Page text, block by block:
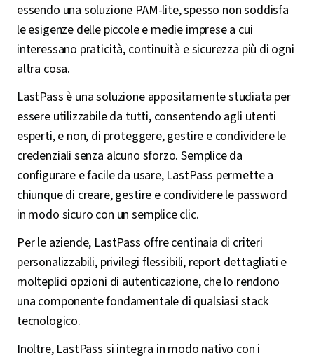
essendo una soluzione PAM-lite, spesso non soddisfa
le esigenze delle piccole e medie imprese a cui
interessano praticità, continuità e sicurezza più di ogni
altra cosa.
LastPass è una soluzione appositamente studiata per
essere utilizzabile da tutti, consentendo agli utenti
esperti, e non, di proteggere, gestire e condividere le
credenziali senza alcuno sforzo. Semplice da
configurare e facile da usare, LastPass permette a
chiunque di creare, gestire e condividere le password
in modo sicuro con un semplice clic.
Per le aziende, LastPass offre centinaia di criteri
personalizzabili, privilegi flessibili, report dettagliati e
molteplici opzioni di autenticazione, che lo rendono
una componente fondamentale di qualsiasi stack
tecnologico.
Inoltre, LastPass si integra in modo nativo con i